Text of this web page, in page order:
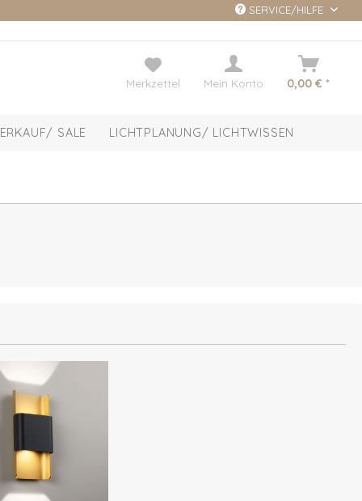
SERVICE/HILFE
Merkzettel Mein Konto 0,00 € *
SALE LICHTPLANUNG/ LICHTWISSEN